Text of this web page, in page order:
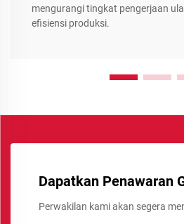
mengurangi tingkat pengerjaan
efisiensi produksi.
Dapatkan Penawaran
Perwakilan kami akan segera